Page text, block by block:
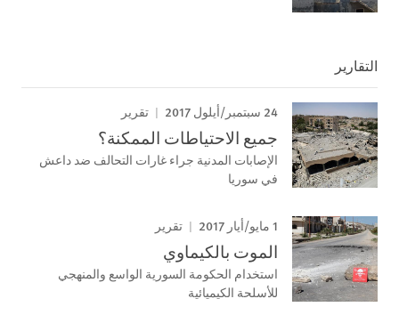
التقارير
24 سبتمبر/أيلول 2017 تقرير
جميع الاحتياطات الممكنة؟
الإصابات المدنية جراء غارات التحالف ضد داعش
في سوريا
1 مايو/أيار 2017 تقرير
الموت بالكيماوي
استخدام الحكومة السورية الواسع والمنهجي
للأسلحة الكيميائية